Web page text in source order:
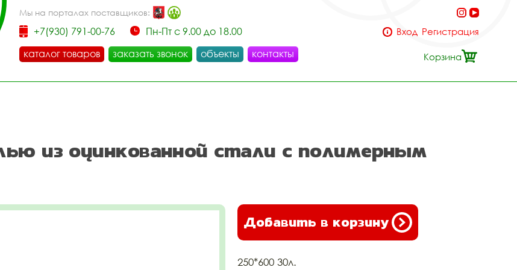
Мы на порталах поставщиков:
+7(930) 791-00-76
Пн-Пт с 9.00 до 18.00
каталог товаров
заказать звонок объекты контакты
Вход Регистрация
Корзина
из оцинкованной стали с полимерным
Добавить в корзину
250*600 30л.